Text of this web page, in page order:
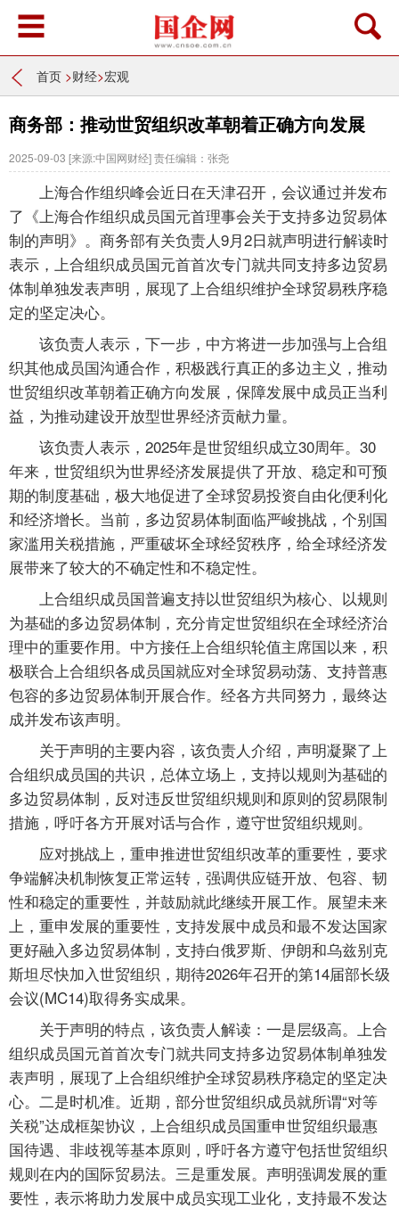
首页 >财经>宏观
商务部：推动世贸组织改革朝着正确方向发展
2025-09-03 [来源:中国网财经]责任编辑：张尧
上海合作组织峰会近日在天津召开，会议通过并发布
了《上海合作组织成员国元首理事会关于支持多边贸易体
制的声明》。商务部有关负责人9月2日就声明进行解读时
表示，上合组织成员国元首首次专门就共同支持多边贸易
体制单独发表声明，展现了上合组织维护全球贸易秩序稳
定的坚定决心。
该负责人表示，下一步，中方将进一步加强与上合组
织其他成员国沟通合作，积极践行真正的多边主义，推动
世贸组织改革朝着正确方向发展，保障发展中成员正当利
益，为推动建设开放型世界经济贡献力量。
该负责人表示，2025年是世贸组织成立30周年。30
年来，世贸组织为世界经济发展提供了开放、稳定和可预
期的制度基础，极大地促进了全球贸易投资自由化便利化
和经济增长。当前，多边贸易体制面临严峻挑战，个别国
家滥用关税措施，严重破坏全球经贸秩序，给全球经济发
展带来了较大的不确定性和不稳定性。
上合组织成员国普遍支持以世贸组织为核心、以规则
为基础的多边贸易体制，充分肯定世贸组织在全球经济治
理中的重要作用。中方接任上合组织轮值主席国以来，积
极联合上合组织各成员国就应对全球贸易动荡、支持普惠
包容的多边贸易体制开展合作。经各方共同努力，最终达
成并发布该声明。
关于声明的主要内容，该负责人介绍，声明凝聚了上
合组织成员国的共识，总体立场上，支持以规则为基础的
多边贸易体制，反对违反世贸组织规则和原则的贸易限制
措施，呼吁各方开展对话与合作，遵守世贸组织规则。
应对挑战上，重申推进世贸组织改革的重要性，要求
争端解决机制恢复正常运转，强调供应链开放、包容、韧
性和稳定的重要性，并鼓励就此继续开展工作。展望未来
上，重申发展的重要性，支持发展中成员和最不发达国家
更好融入多边贸易体制，支持白俄罗斯、伊朗和乌兹别克
斯坦尽快加入世贸组织，期待2026年召开的第14届部长级
会议(MC14)取得务实成果。
关于声明的特点，该负责人解读：一是层级高。上合
组织成员国元首首次专门就共同支持多边贸易体制单独发
表声明，展现了上合组织维护全球贸易秩序稳定的坚定决
心。二是时机准。近期，部分世贸组织成员就所谓“对等
关税”达成框架协议，上合组织成员国重申世贸组织最惠
国待遇、非歧视等基本原则，呼吁各方遵守包括世贸组织
规则在内的国际贸易法。三是重发展。声明强调发展的重
要性，表示将助力发展中成员实现工业化，支持最不发达